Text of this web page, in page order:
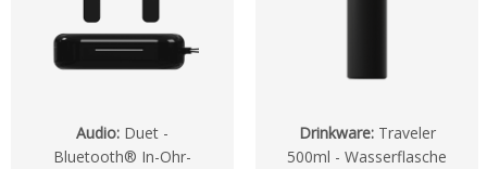
Audio: Duet -
Bluetooth® In-Ohr-
Drinkware: Traveler
500ml - Wasserflasche